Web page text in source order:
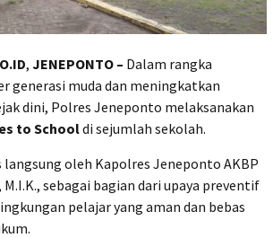
, JENEPONTO – Dalam rangka
generasi muda dan meningkatkan
dini, Polres Jeneponto melaksanakan
to Schooldi sejumlah sekolah.
oleh Kapolres Jeneponto AKBP
M.I.K., sebagai bagian dari upaya preventif
pelajar yang aman dan bebas